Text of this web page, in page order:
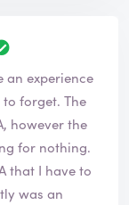
an experience
forget. The
however the
for nothing.
that I have to
was an